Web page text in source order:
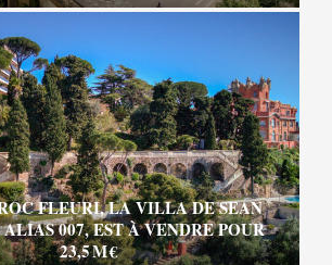
FLEURI, LA VILLA DE SEAN
007, EST À VENDRE POUR
23,5 M €